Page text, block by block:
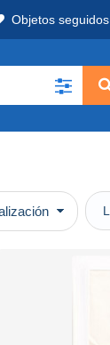
Objetos seguidos